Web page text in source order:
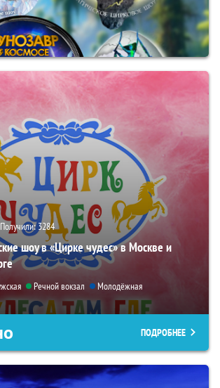
Получили:3284
шоу в «Цирке чудес» в Москве и
Речной вокзал
Молодёжная
ПОДРОБНЕЕ